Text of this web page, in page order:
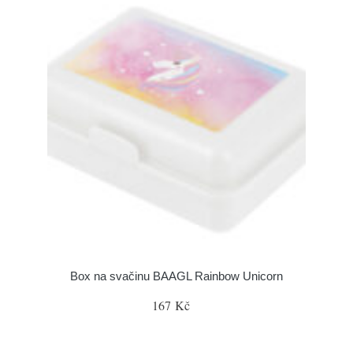
Box na svačinu BAAGL Rainbow Unicorn
167 Kč